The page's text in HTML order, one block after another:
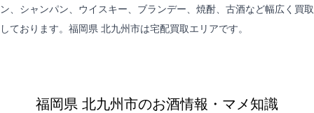
ン、シャンパン、ウイスキー、ブランデー、焼酎、古酒など幅広く買取
しております。福岡県 北九州市は宅配買取エリアです。
福岡県 北九州市のお酒情報・マメ知識